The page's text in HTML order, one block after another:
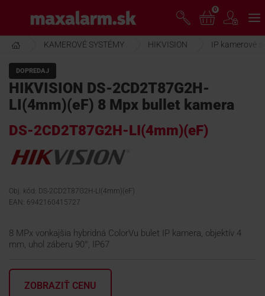
hlavnému
obsahu
www.maxalarm.sk
AKCIA MESIACA
PRODUKTY
PODPORA
KONTAKTY
0
KAMEROVÉ SYSTÉMY HIKVISION IP kamerové
DOPREDAJ
HIKVISION DS-2CD2T87G2H-
LI(4mm)(eF) 8 Mpx bullet kamera
DS-2CD2T87G2H-LI(4mm)(eF)
Obj. kód: DS-2CD2T87G2H-LI(4mm)(eF)
EAN: 6942160415727
8 MPx vonkajšia hybridná ColorVu bulet IP kamera, objektív 4
mm, uhol záberu 90°, IP67
ZOBRAZIŤ CENU